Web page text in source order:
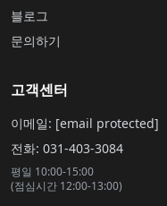
블로그
문의하기
고객센터
이메일: [email protected]
전화: 031-403-3084
평일 10:00-15:00
(점심시간 12:00-13:00)